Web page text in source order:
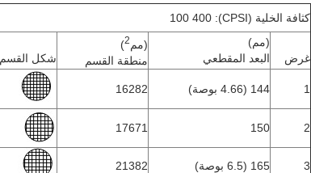
كثافة الخلية (CPSI): 100 400
غرض
(مم)
البعد المقطعي
(مم 2
)
منطقة القسم
شكل القسم
1 144 (4.66 بوصة) 16282
2
150
17671
3 165 (6.5 بوصة) 21382